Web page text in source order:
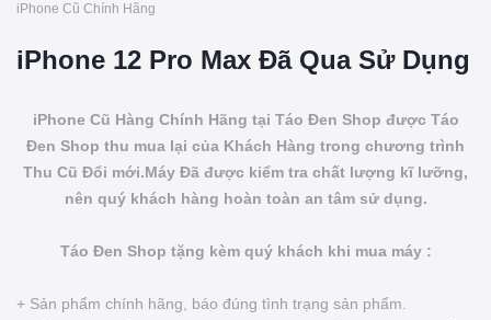
iPhone Cũ Chính Hãng
iPhone 12 Pro Max Đã Qua Sử Dụng
iPhone Cũ Hàng Chính Hãng tại Táo Đen Shop được Táo
Đen Shop thu mua lại của Khách Hàng trong chương trình
Thu Cũ Đổi mới.Máy Đã được kiểm tra chất lượng kĩ lưỡng,
nên quý khách hàng hoàn toàn an tâm sử dụng.
Táo Đen Shop tặng kèm quý khách khi mua máy :
+ Sản phẩm chính hãng, báo đúng tình trạng sản phẩm.